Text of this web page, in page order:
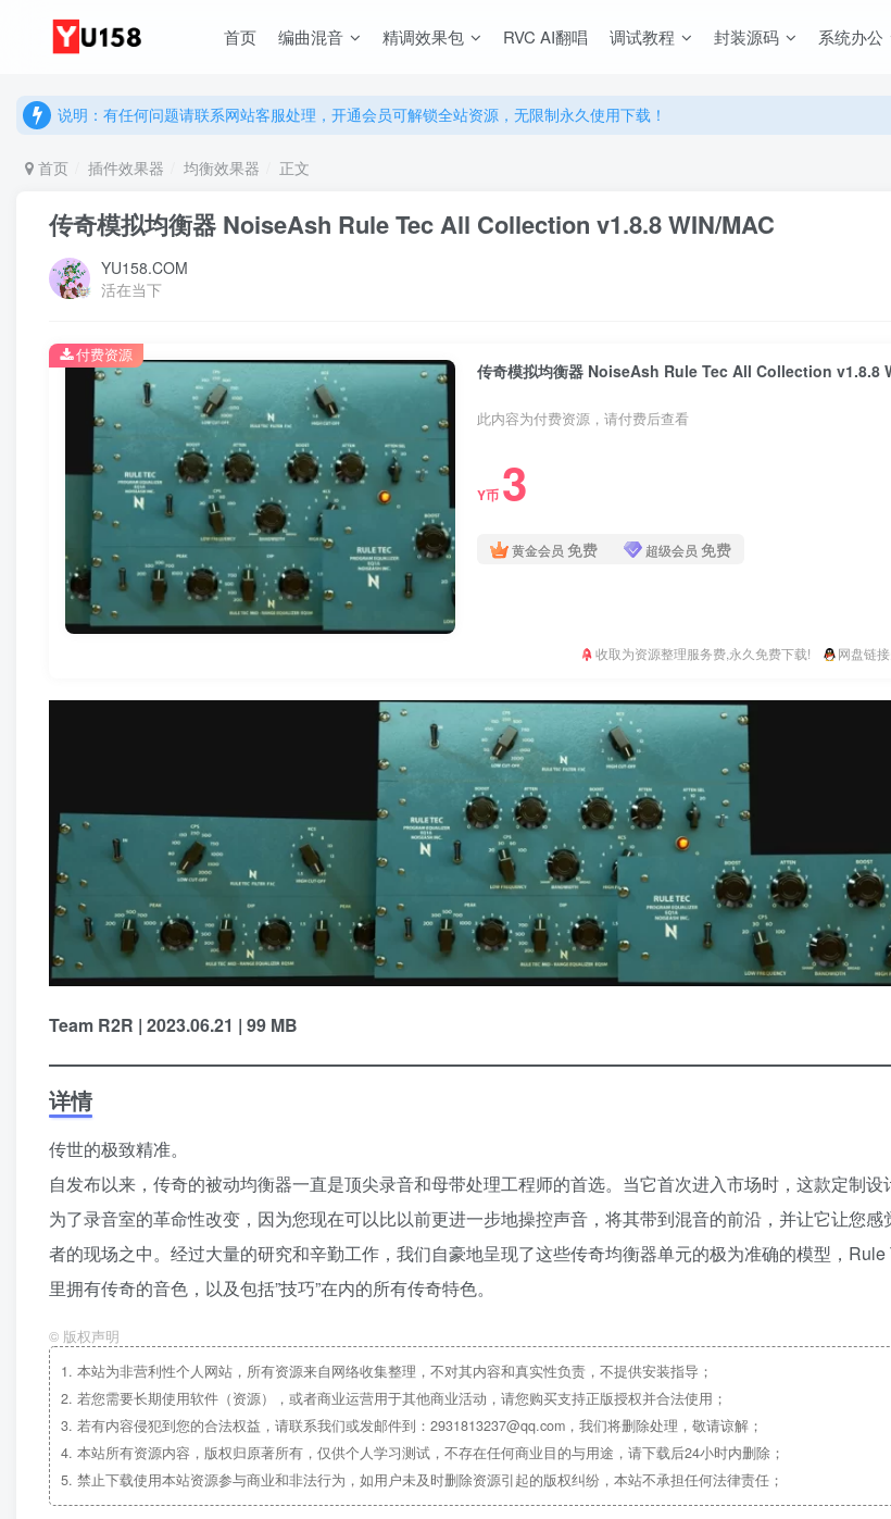
首页 编曲混音 精调效果包 RVC AI翻唱 调试教程 封装源码 系统办公
说明：有任何问题请联系网站客服处理，开通会员可解锁全站资源，无限制永久使用下载！
说明：有任何问题请联系网站客服处理，开通会员可解锁全站资源，无限制永久使用下载！
首页 插件效果器 均衡效果器 正文
传奇模拟均衡器 NoiseAsh Rule Tec All Collection v1.8.8 WIN/MAC
YU158.COM
活在当下
传奇模拟均衡器 NoiseAsh Rule Tec All Collection v1.8.8
此内容为付费资源，请付费后查看
Y币 3
黄金会员 免费 超级会员 免费
收取为资源整理服务费,永久免费下载! 网盘链
付费资源
Team R2R | 2023.06.21 | 99 MB
详情
传世的极致精准。
自发布以来，传奇的被动均衡器一直是顶尖录音和母带处理工程师的首选。当它首次进入市场时，这款定制
为了录音室的革命性改变，因为您现在可以比以前更进一步地操控声音，将其带到混音的前沿，并让它让您感
者的现场之中。经过大量的研究和辛勤工作，我们自豪地呈现了这些传奇均衡器单元的极为准确的模型，
里拥有传奇的音色，以及包括”技巧”在内的所有传奇特色。
© 版权声明
1. 本站为非营利性个人网站，所有资源来自网络收集整理，不对其内容和真实性负责，不提供安装指导；
2. 若您需要长期使用软件（资源），或者商业运营用于其他商业活动，请您购买支持正版授权并合法使用；
3. 若有内容侵犯到您的合法权益，请联系我们或发邮件到：2931813237@qq.com，我们将删除处理，敬请谅解；
4. 本站所有资源内容，版权归原著所有，仅供个人学习测试，不存在任何商业目的与用途，请下载后24小时内删除；
5. 禁止下载使用本站资源参与商业和非法行为，如用户未及时删除资源引起的版权纠纷，本站不承担任何法律责任；